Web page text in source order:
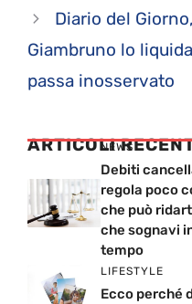
Diario del
Giambruno lo
passa inosservato
ARTICOLINEWS
Debiti
regola poco
che può
che sognavi
tempo
LIFESTYLE
Ecco perché